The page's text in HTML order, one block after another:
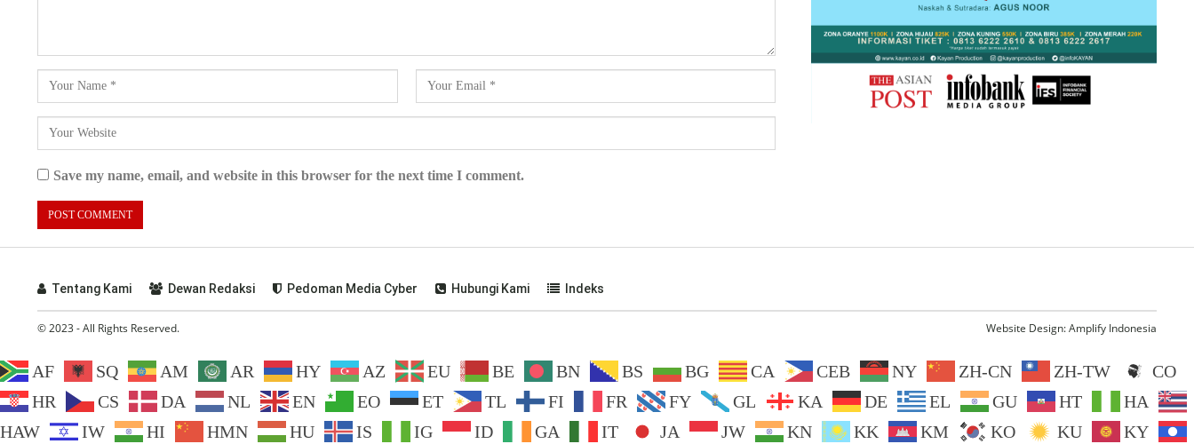
Save my name, email, and website in this browser for the next time I comment.
Tentang Kami Dewan Redaksi Pedoman Media Cyber Hubungi Kami Indeks
© 2023 - All Rights Reserved. Website Design:Amplify Indonesia
AF SQ AM AR HY AZ EU BE BN BS BG CA CEB NY ZH-CN ZH-TW
CO
HR
CS DA NL EN EO ET TL FI FR FY GL KA DE EL GU HT
HA
HAW
IW HI HMN HU IS IG ID GA IT JA JW KN KK KM KO KU KY